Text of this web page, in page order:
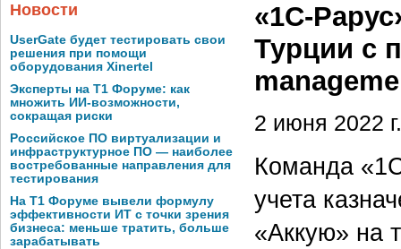
Новости
UserGate будет тестировать свои
решения при помощи
оборудования Xinertel
Эксперты на Т1 Форуме: как
множить ИИ-возможности,
сокращая риски
Российское ПО виртуализации и
инфраструктурное ПО — наиболее
востребованные направления для
тестирования
На Т1 Форуме вывели формулу
эффективности ИТ с точки зрения
бизнеса: меньше тратить, больше
зарабатывать
Турции с
2 июня 2022 г.
Команда
учета
«Аккую» на